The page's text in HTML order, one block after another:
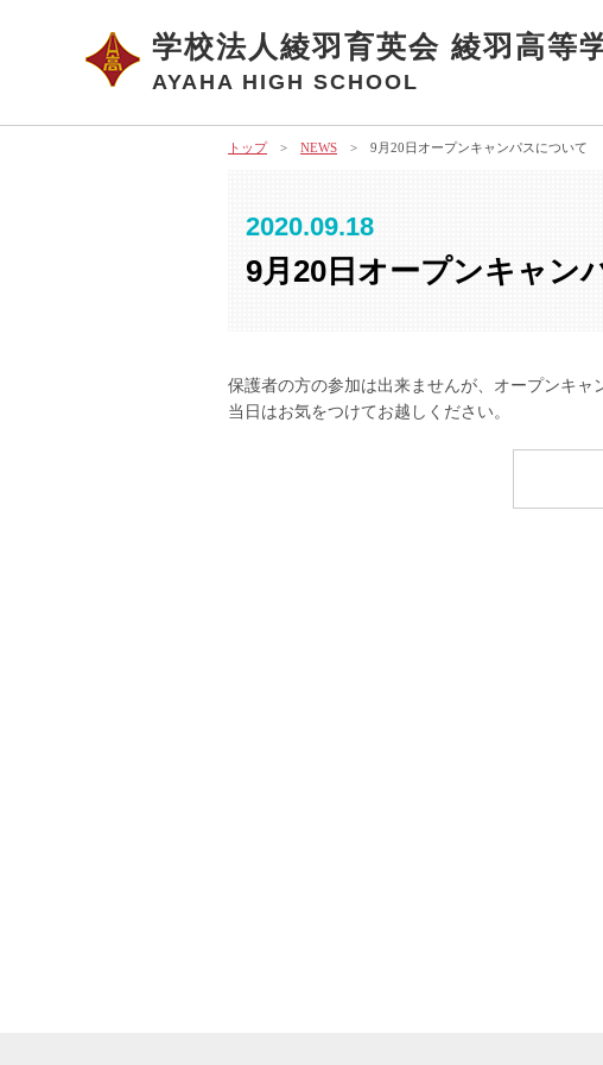
学校法人綾羽育英会 綾羽高等
AYAHA HIGH SCHOOL
トップ> NEWS > 9月20日オープンキャンパスについて
2020.09.18
9月20日オープンキャン
保護者の方の参加は出来ませんが、オープンキャ
当日はお気をつけてお越しください。